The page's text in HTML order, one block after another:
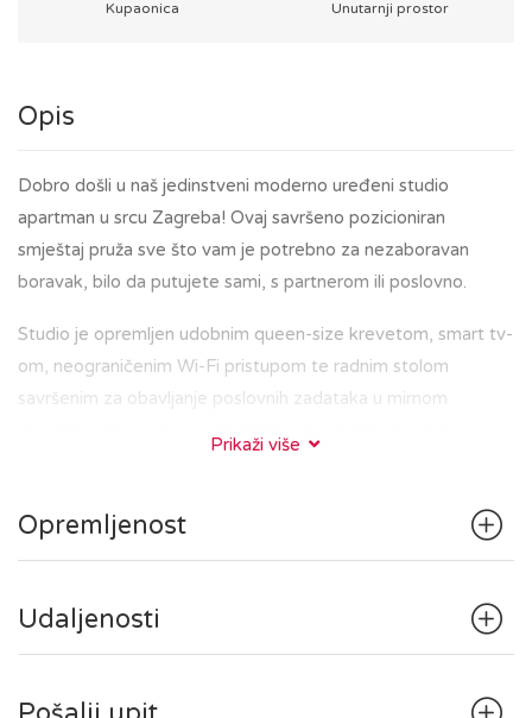
Kupaonica Unutarnji prostor
Opis
Dobro došli u naš jedinstveni moderno uređeni studio
apartman u srcu Zagreba! Ovaj savršeno pozicioniran
smještaj pruža sve što vam je potrebno za nezaboravan
boravak, bilo da putujete sami, s partnerom ili poslovno.
Studio je opremljen udobnim queen-size krevetom, smart tv-
om, neograničenim Wi-Fi pristupom te radnim stolom
savršenim za obavljanje poslovnih zadataka u mirnom
jednostavnih jela.
U zajedničkom hodniku se nalazi perilica/sušilica sa svim
Nalazeći se u središtu Zagreba, bit ćete na korak od glavnih
Prikaži više
Opremljenost
Udaljenosti